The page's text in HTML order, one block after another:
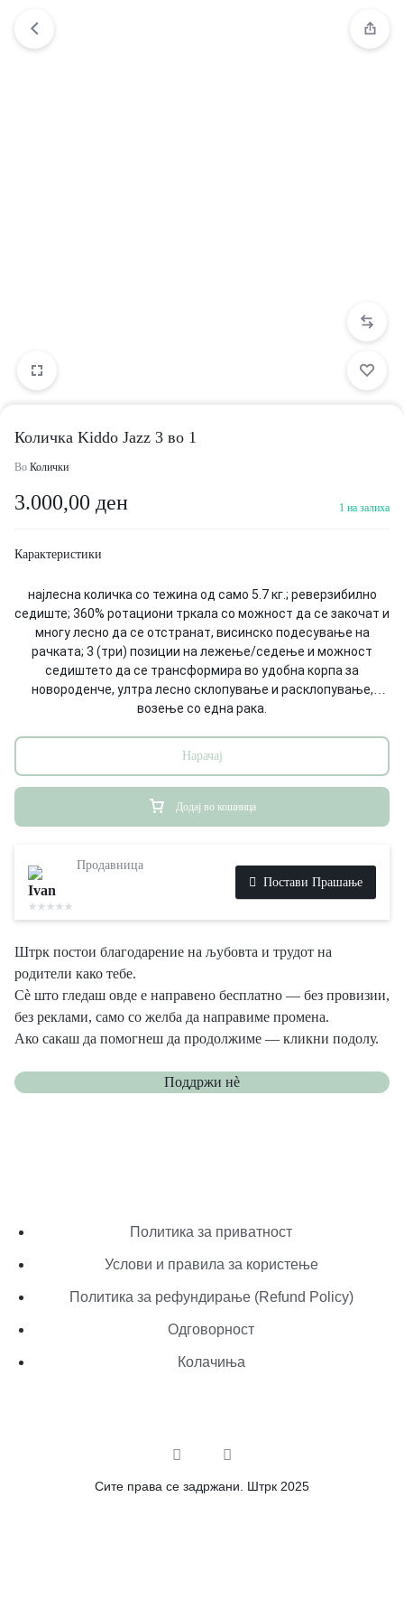
Количка Kiddo Jazz 3 во 1
Во Колички
3.000,00 ден 1 на залиха
Карактеристики
најлесна количка со тежина од само 5.7 кг.; реверзибилно
седиште; 360% ротациони тркала со можност да се закочат и
многу лесно да се отстранат, висинско подесување на
рачката; 3 (три) позиции на лежење/седење и можност
седиштето да се трансформира во удобна корпа за
новороденче, ултра лесно склопување и расклопување,
возење со една рака.
поставување на транспортерот.
ЗАБЕЛЕШКА- Има минимално оштетување на рачката.
Останатите делови се без оштетувања. Заедно со количката
Додај во кошница
Нарачај
Продавница
Ivan
Постави Прашање
Штрк постои благодарение на љубовта и трудот на
родители како тебе.
Сè што гледаш овде е направено бесплатно — без провизии,
без реклами, само со желба да направиме промена.
Ако сакаш да помогнеш да продолжиме — кликни подолу.
Поддржи нѐ
Политика за приватност
Услови и правила за користење
Политика за рефундирање (Refund Policy)
Одговорност
Колачиња
Сите права се задржани. Штрк 2025